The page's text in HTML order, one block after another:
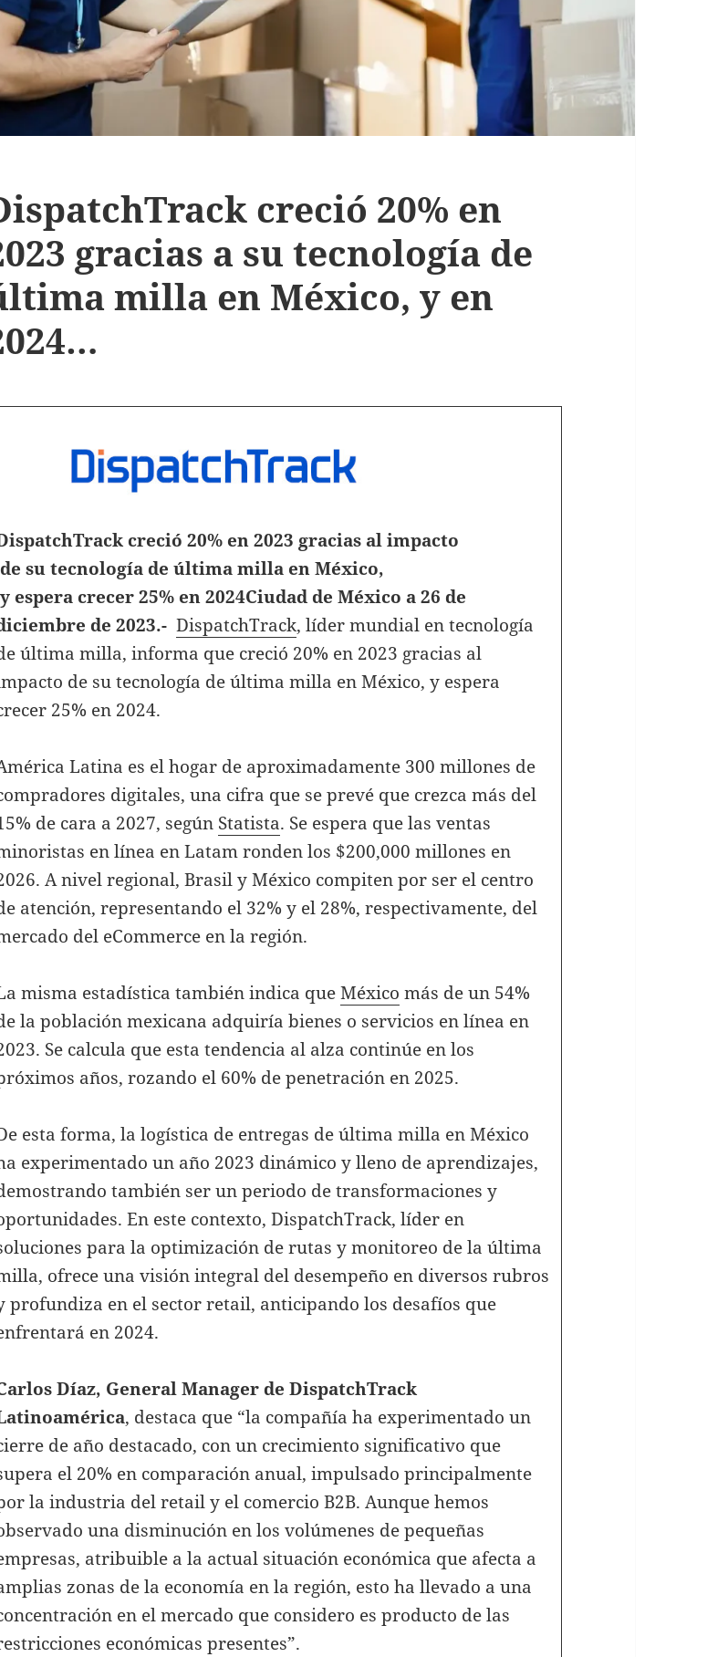
creció 20% en
gracias a su tecnología de
milla en México, y en
creció 20% en 2023 gracias al impacto
de su tecnología de última milla en México,
y espera crecer 25% en 2024Ciudad de México a 26 de
de 2023.- DispatchTrack, líder mundial en tecnología
última milla, informa que creció 20% en 2023 gracias al
de su tecnología de última milla en México, y espera
25% en 2024.
Latina es el hogar de aproximadamente 300 millones de
digitales, una cifra que se prevé que crezca más del
de cara a 2027, según Statista. Se espera que las ventas
en línea en Latam ronden los $200,000 millones en
A nivel regional, Brasil y México compiten por ser el centro
atención, representando el 32% y el 28%, respectivamente, del
del eCommerce en la región.
misma estadística también indica queMéxico más de un 54%
la población mexicana adquiría bienes o servicios en línea en
Se calcula que esta tendencia al alza continúe en los
años, rozando el 60% de penetración en 2025.
esta forma, la logística de entregas de última milla en México
experimentado un año 2023 dinámico y lleno de aprendizajes,
también ser un periodo de transformaciones y
En este contexto, DispatchTrack, líder en
para la optimización de rutas y monitoreo de la última
ofrece una visión integral del desempeño en diversos rubros
profundiza en el sector retail, anticipando los desafíos que
en 2024.
Díaz, General Manager de DispatchTrack
, destaca que “la compañía ha experimentado un
de año destacado, con un crecimiento significativo que
el 20% en comparación anual, impulsado principalmente
la industria del retail y el comercio B2B. Aunque hemos
una disminución en los volúmenes de pequeñas
atribuible a la actual situación económica que afecta a
zonas de la economía en la región, esto ha llevado a una
en el mercado que considero es producto de las
económicas presentes”.